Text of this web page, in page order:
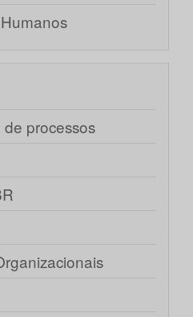
processos